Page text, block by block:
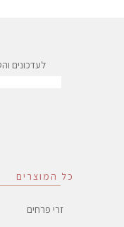
כל המוצרים
זרי פרחים
לעדכונים